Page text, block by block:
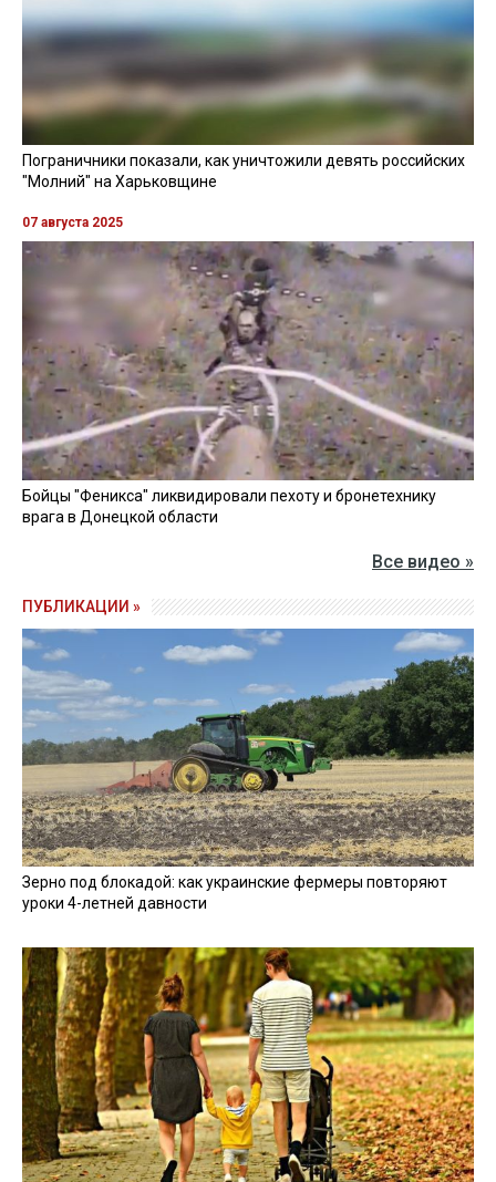
Пограничники показали, как уничтожили девять российских
"Молний" на Харьковщине
07 августа 2025
Бойцы "Феникса" ликвидировали пехоту и бронетехнику
врага в Донецкой области
Все видео »
ПУБЛИКАЦИИ »
Зерно под блокадой: как украинские фермеры повторяют
уроки 4-летней давности